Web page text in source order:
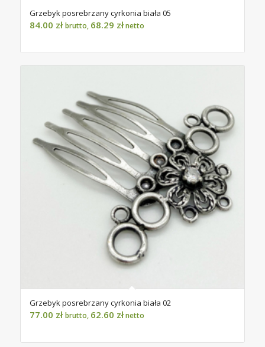
Grzebyk posrebrzany cyrkonia biała 05
84.00 zł brutto, 68.29 złnetto
Grzebyk posrebrzany cyrkonia biała 02
77.00 zł brutto, 62.60 złnetto